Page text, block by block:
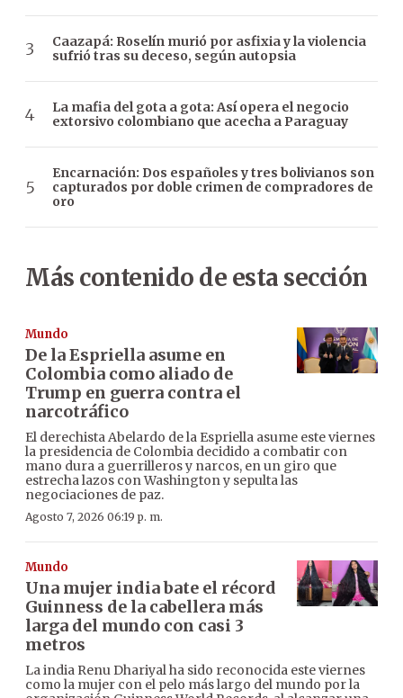
Caazapá: Roselín murió por asfixia y la violencia
sufrió tras su deceso, según autopsia
La mafia del gota a gota: Así opera el negocio
extorsivo colombiano que acecha a Paraguay
Encarnación: Dos españoles y tres bolivianos son
capturados por doble crimen de compradores de
oro
Más contenido de esta sección
Mundo
De la Espriella asume en
Colombia como aliado de
Trump en guerra contra el
narcotráfico
El derechista Abelardo de la Espriella asume este viernes
la presidencia de Colombia decidido a combatir con
mano dura a guerrilleros y narcos, en un giro que
estrecha lazos con Washington y sepulta las
negociaciones de paz.
Agosto 7, 2026 06:19 p. m.
Mundo
Una mujer india bate el récord
Guinness de la cabellera más
larga del mundo con casi 3
metros
La india Renu Dhariyal ha sido reconocida este viernes
como la mujer con el pelo más largo del mundo por la